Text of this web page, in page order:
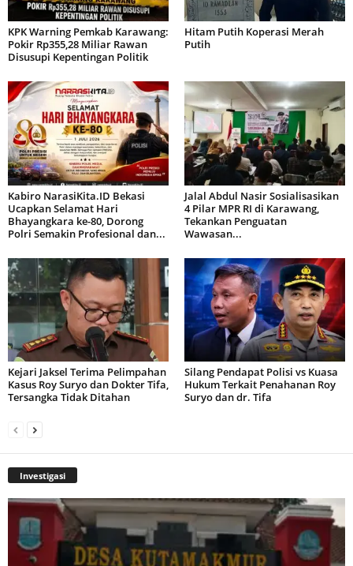
KPK Warning Pemkab Karawang:
Pokir Rp355,28 Miliar Rawan
Disusupi Kepentingan Politik
Hitam Putih Koperasi Merah
Putih
Kabiro NarasiKita.ID Bekasi
Ucapkan Selamat Hari
Bhayangkara ke-80, Dorong
Polri Semakin Profesional dan...
Jalal Abdul Nasir Sosialisasikan
4 Pilar MPR RI di Karawang,
Tekankan Penguatan
Wawasan...
Kejari Jaksel Terima Pelimpahan
Kasus Roy Suryo dan Dokter Tifa,
Tersangka Tidak Ditahan
Silang Pendapat Polisi vs Kuasa
Hukum Terkait Penahanan Roy
Suryo dan dr. Tifa
Investigasi